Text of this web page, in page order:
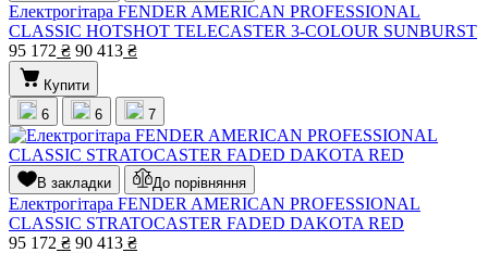
Електрогітара FENDER AMERICAN PROFESSIONAL
CLASSIC HOTSHOT TELECASTER 3-COLOUR SUNBURST
95 172 ₴ 90 413 ₴
Купити
6
6 7
В закладки До порівняння
Електрогітара FENDER AMERICAN PROFESSIONAL
CLASSIC STRATOCASTER FADED DAKOTA RED
95 172 ₴ 90 413 ₴